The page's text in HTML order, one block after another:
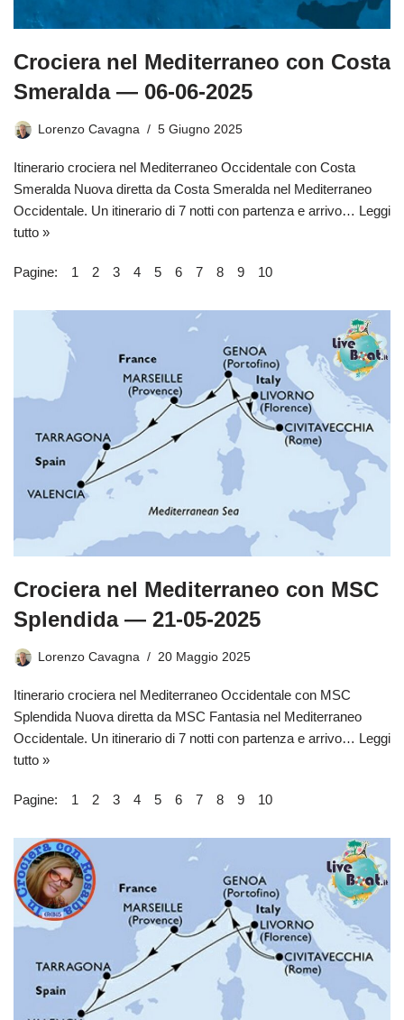
Crociera nel Mediterraneo con Costa
Smeralda — 06-06-2025
Lorenzo Cavagna 5 Giugno 2025
Itinerario crociera nel Mediterraneo Occidentale con Costa
Smeralda Nuova diretta da Costa Smeralda nel Mediterraneo
Occidentale. Un itinerario di 7 notti con partenza e arrivo… Leggi
tutto »
Pagine: 1 2 3 4 5 6 7 8 9 10
Crociera nel Mediterraneo con MSC
Splendida — 21-05-2025
Lorenzo Cavagna 20 Maggio 2025
Itinerario crociera nel Mediterraneo Occidentale con MSC
Splendida Nuova diretta da MSC Fantasia nel Mediterraneo
Occidentale. Un itinerario di 7 notti con partenza e arrivo… Leggi
tutto »
Pagine: 1 2 3 4 5 6 7 8 9 10